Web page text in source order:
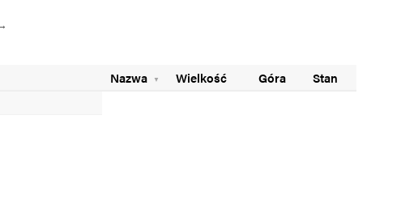
Nazwa Wielkość Góra Stan